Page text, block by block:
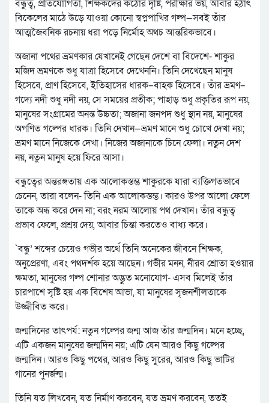
বন্ধুত্ব, প্রতিযোগিতা, শিক্ষকদের কঠোর দৃষ্টি, পরীক্ষার ভয়, আবার হঠাৎ
বিকেলের মাঠে উড়ে যাওয়া কোনো স্বপ্নপাখির গল্প—সবই তাঁর
আত্মজৈবনিক রচনায় ধরা পড়ে নির্মোহ অথচ আন্তরিকভাবে।
অজানা পথের ভ্রমণকার যেখানেই গেছেন দেশে বা বিদেশে- শাকুর
মজিদ ভ্রমণকে শুধু যাত্রা হিসেবে দেখেননি। তিনি দেখেছেন মানুষ
হিসেবে, প্রাণ হিসেবে, ইতিহাসের ধারক–বাহক হিসেবে। তাঁর ভ্রমণ–
গদ্যে নদী শুধু নদী নয়, সে সময়ের প্রতীক; পাহাড় শুধু প্রকৃতির রূপ নয়,
মানুষের সংগ্রামের অনন্ত উচ্চতা; অজানা জনপদ শুধু স্থান নয়, মানুষের
অগণিত গল্পের ধারক। তিনি দেখান—ভ্রমণ মানে শুধু চোখে দেখা নয়;
ভ্রমণ মানে নিজেকে দেখা। নিজের অজানাকে চিনে ফেলা। নতুন দেশ
নয়, নতুন মানুষ হয়ে ফিরে আসা।
বন্ধুত্বের অন্তরঙ্গতায় এক আলোকস্তম্ভ শাকুরকে যারা ব্যক্তিগতভাবে
চেনেন, তারা বলেন- তিনি এক আলোকস্তম্ভ। কারও উপর আলো ফেলে
তাকে অন্ধ করে দেন না; বরং নরম আলোয় পথ দেখান। তাঁর বন্ধুত্ব
প্রভাব ফেলে, প্রশ্রয় দেয়, আবার চিন্তা করতেও বাধ্য করে।
`বন্ধু’ শব্দের চেয়েও গভীর অর্থে তিনি অনেকের জীবনে শিক্ষক,
অনুপ্রেরণা, এবং পথদর্শক হয়ে আছেন। গভীর মনন, নীরব শ্রোতা হওয়ার
ক্ষমতা, মানুষের গল্প শোনার অদ্ভুত মনোযোগ- এসব মিলেই তাঁর
চারপাশে সৃষ্টি হয় এক বিশেষ আভা, যা মানুষের সৃজনশীলতাকে
উজ্জীবিত করে।
জন্মদিনের তাৎপর্য: নতুন গল্পের জন্ম আজ তাঁর জন্মদিন। মনে হচ্ছে,
এটি একজন মানুষের জন্মদিন নয়; এটি যেন আরও কিছু গল্পের
জন্মদিন। আরও কিছু পথের, আরও কিছু সুরের, আরও কিছু ভাটির
গানের পুনর্জন্ম।
তিনি যত লিখবেন, যত নির্মাণ করবেন, যত ভ্রমণ করবেন, ততই